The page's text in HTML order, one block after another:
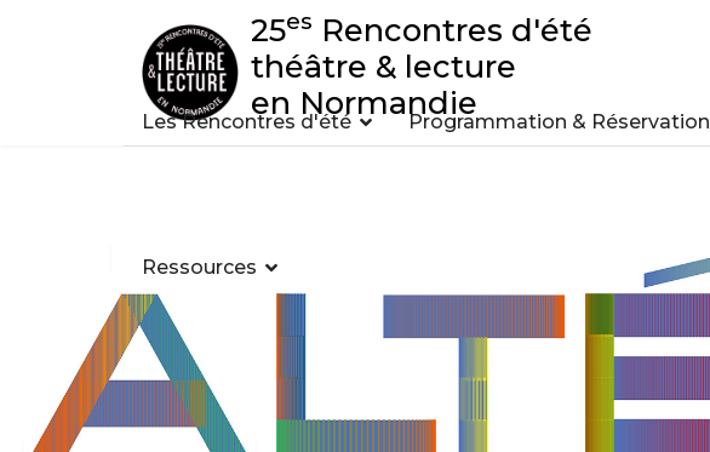
25es Rencontres d'été
théâtre & lecture
en Normandie
Les Rencontres d'été Programmation & Réservation
Ressources